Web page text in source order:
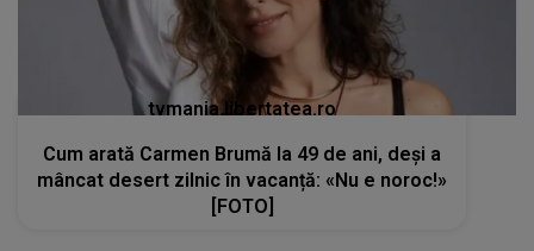
tvmania.libertatea.ro
Cum arată Carmen Brumă la 49 de ani, deși a
mâncat desert zilnic în vacanță: «Nu e noroc!»
[FOTO]